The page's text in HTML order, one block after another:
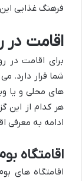
فرهنگ غذایی
اقامت
برای اقامت در
شما قرار دارد.
های محلی و یا
هر کدام از این
ادامه به معرفی
اقامتگاه
اقامتگاه های